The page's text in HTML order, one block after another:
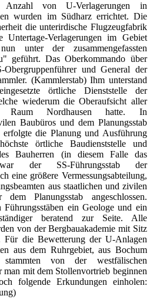
von U-Verlagerungen in
wurden im Südharz errichtet. Die
die unterirdische Flugzeugfabrik
Verlagerungen im Gebiet
unter der zusammengefassten
geführt. Das Oberkommando über
und General der
(Kammlerstab) Ihm unterstand
örtliche Dienststelle der
wiederum die Oberaufsicht aller
Raum Nordhausen hatte. In
Baubüros und dem Planungsstab
die Planung und Ausführung
örtliche Baudienststelle und
Bauherren (in diesem Falle das
der SS-Führungsstab der
eine größere Vermessungsabteilung,
aus staatlichen und zivilen
dem Planungsstab angeschlossen.
Führungsstäben ein Geologe und ein
beratend zur Seite. Alle
von der Bergbauakademie mit Sitz
Für die Bewetterung der U-Anlagen
aus dem Ruhrgebiet, aus Bochum
stammten von der westfälischen
man mit dem Stollenvortrieb beginnen
folgende Erkundungen einholen: